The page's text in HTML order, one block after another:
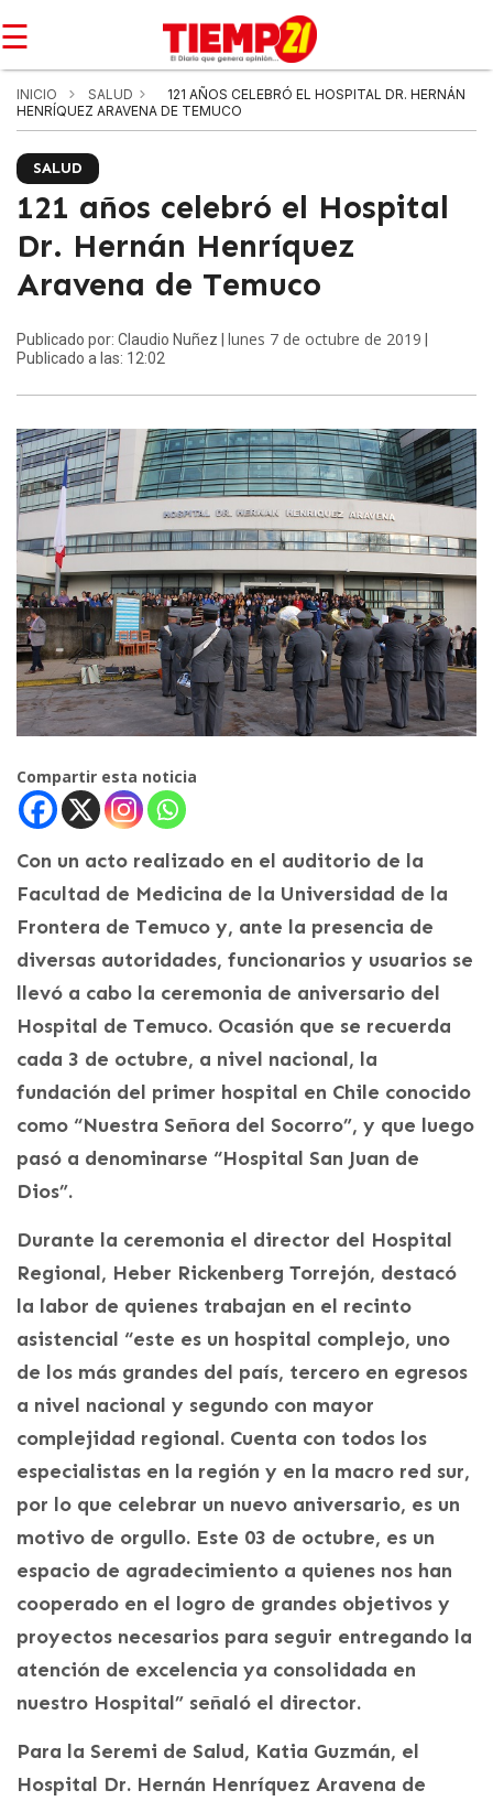
☰
INICIO SALUD
121 AÑOS CELEBRÓ EL HOSPITAL DR. HERNÁN
HENRÍQUEZ ARAVENA DE TEMUCO
SALUD
121 años celebró el Hospital
Dr. Hernán Henríquez
Aravena de Temuco
Publicado por: Claudio Nuñez | lunes 7 de octubre de 2019
Publicado a las: 12:02
Compartir esta noticia
Con un acto realizado en el auditorio de la
Facultad de Medicina de la Universidad de la
Frontera de Temuco y, ante la presencia de
diversas autoridades, funcionarios y usuarios se
llevó a cabo la ceremonia de aniversario del
Hospital de Temuco. Ocasión que se recuerda
cada 3 de octubre, a nivel nacional, la
fundación del primer hospital en Chile conocido
como “Nuestra Señora del Socorro”, y que luego
pasó a denominarse “Hospital San Juan de
Dios”.
Durante la ceremonia el director del Hospital
Regional, Heber Rickenberg Torrejón, destacó
la labor de quienes trabajan en el recinto
asistencial “este es un hospital complejo, uno
de los más grandes del país, tercero en egresos
a nivel nacional y segundo con mayor
complejidad regional. Cuenta con todos los
especialistas en la región y en la macro red sur,
por lo que celebrar un nuevo aniversario, es un
motivo de orgullo. Este 03 de octubre, es un
espacio de agradecimiento a quienes nos han
cooperado en el logro de grandes objetivos y
proyectos necesarios para seguir entregando la
atención de excelencia ya consolidada en
nuestro Hospital” señaló el director.
Para la Seremi de Salud, Katia Guzmán, el
Hospital Dr. Hernán Henríquez Aravena de